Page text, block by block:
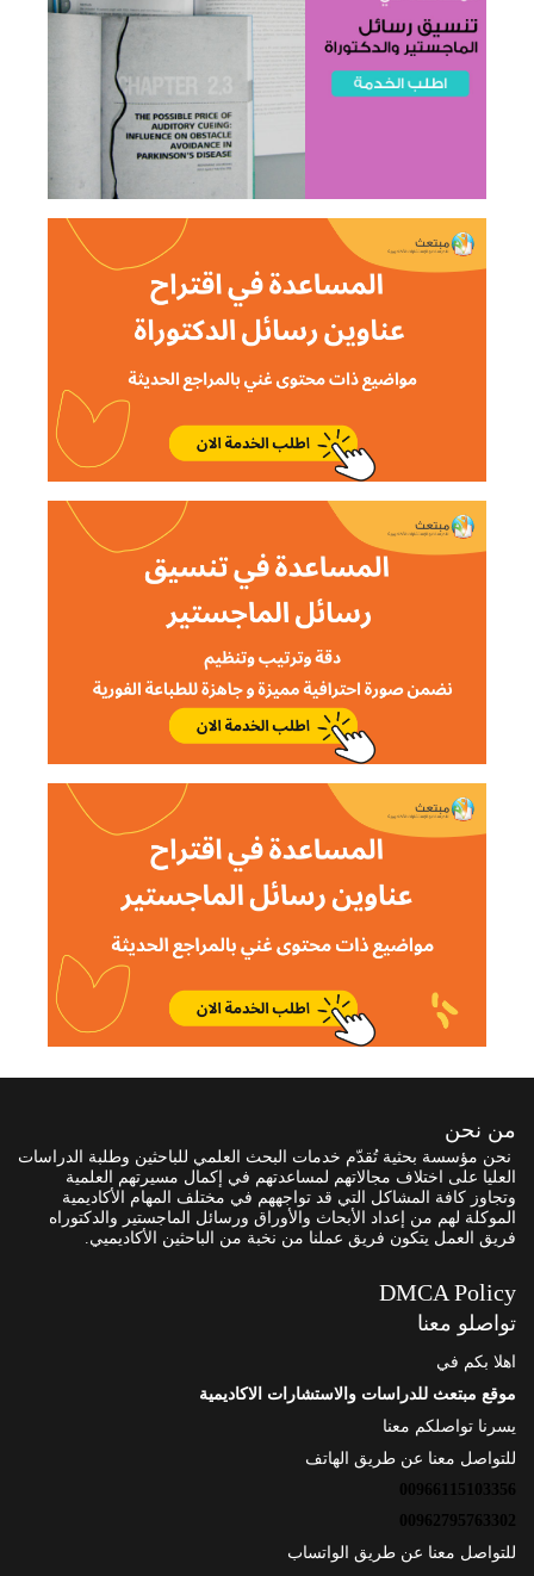
من نحن
نحن مؤسسة بحثية تُقدّم خدمات البحث العلمي للباحثين وطلبة الدراسات
العليا على اختلاف مجالاتهم لمساعدتهم في إكمال مسيرتهم العلمية
وتجاوز كافة المشاكل التي قد تواجههم في مختلف المهام الأكاديمية
الموكلة لهم من إعداد الأبحاث والأوراق ورسائل الماجستير والدكتوراه
فريق العمل يتكون فريق عملنا من نخبة من الباحثين الأكاديميي.
DMCA Policy
تواصلو معنا
اهلا بكم في
موقع مبتعث للدراسات والاستشارات الاكاديمية
يسرنا تواصلكم معنا
للتواصل معنا عن طريق الهاتف
00966115103356
00962795763302
للتواصل معنا عن طريق الواتساب